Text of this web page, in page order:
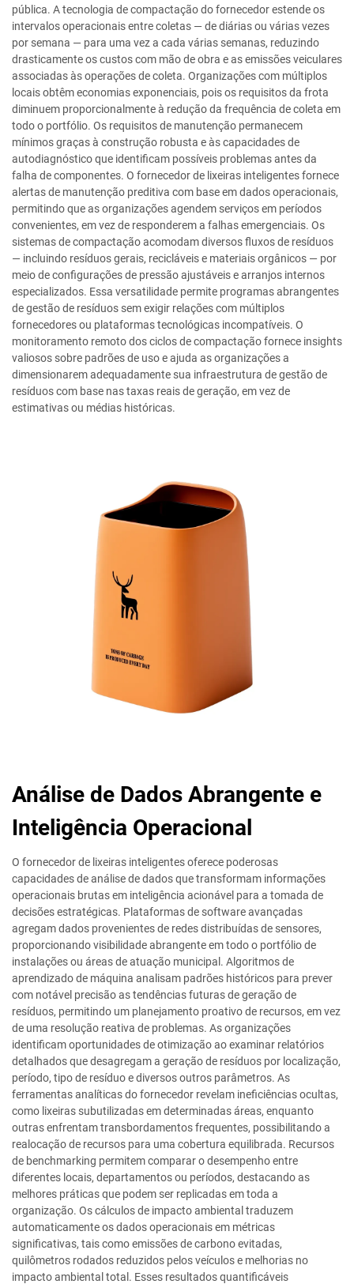
pública. A tecnologia de compactação do fornecedor estende os
intervalos operacionais entre coletas — de diárias ou várias vezes
por semana — para uma vez a cada várias semanas, reduzindo
drasticamente os custos com mão de obra e as emissões veiculares
associadas às operações de coleta. Organizações com múltiplos
locais obtêm economias exponenciais, pois os requisitos da frota
diminuem proporcionalmente à redução da frequência de coleta em
todo o portfólio. Os requisitos de manutenção permanecem
mínimos graças à construção robusta e às capacidades de
autodiagnóstico que identificam possíveis problemas antes da
falha de componentes. O fornecedor de lixeiras inteligentes fornece
alertas de manutenção preditiva com base em dados operacionais,
permitindo que as organizações agendem serviços em períodos
convenientes, em vez de responderem a falhas emergenciais. Os
sistemas de compactação acomodam diversos fluxos de resíduos
— incluindo resíduos gerais, recicláveis e materiais orgânicos — por
meio de configurações de pressão ajustáveis e arranjos internos
especializados. Essa versatilidade permite programas abrangentes
de gestão de resíduos sem exigir relações com múltiplos
fornecedores ou plataformas tecnológicas incompatíveis. O
monitoramento remoto dos ciclos de compactação fornece insights
valiosos sobre padrões de uso e ajuda as organizações a
dimensionarem adequadamente sua infraestrutura de gestão de
resíduos com base nas taxas reais de geração, em vez de
estimativas ou médias históricas.
Análise de Dados Abrangente e
Inteligência Operacional
O fornecedor de lixeiras inteligentes oferece poderosas
capacidades de análise de dados que transformam informações
operacionais brutas em inteligência acionável para a tomada de
decisões estratégicas. Plataformas de software avançadas
agregam dados provenientes de redes distribuídas de sensores,
proporcionando visibilidade abrangente em todo o portfólio de
instalações ou áreas de atuação municipal. Algoritmos de
aprendizado de máquina analisam padrões históricos para prever
com notável precisão as tendências futuras de geração de
resíduos, permitindo um planejamento proativo de recursos, em vez
de uma resolução reativa de problemas. As organizações
identificam oportunidades de otimização ao examinar relatórios
detalhados que desagregam a geração de resíduos por localização,
período, tipo de resíduo e diversos outros parâmetros. As
ferramentas analíticas do fornecedor revelam ineficiências ocultas,
como lixeiras subutilizadas em determinadas áreas, enquanto
outras enfrentam transbordamentos frequentes, possibilitando a
realocação de recursos para uma cobertura equilibrada. Recursos
de benchmarking permitem comparar o desempenho entre
diferentes locais, departamentos ou períodos, destacando as
melhores práticas que podem ser replicadas em toda a
organização. Os cálculos de impacto ambiental traduzem
automaticamente os dados operacionais em métricas
significativas, tais como emissões de carbono evitadas,
quilômetros rodados reduzidos pelos veículos e melhorias no
impacto ambiental total. Esses resultados quantificáveis